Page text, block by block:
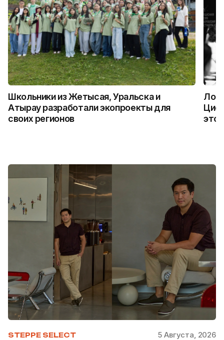
Школьники из Жетысая, Уральска и
Атырау разработали экопроекты для
своих регионов
это
STEPPE SELECT 5 Августа, 2026